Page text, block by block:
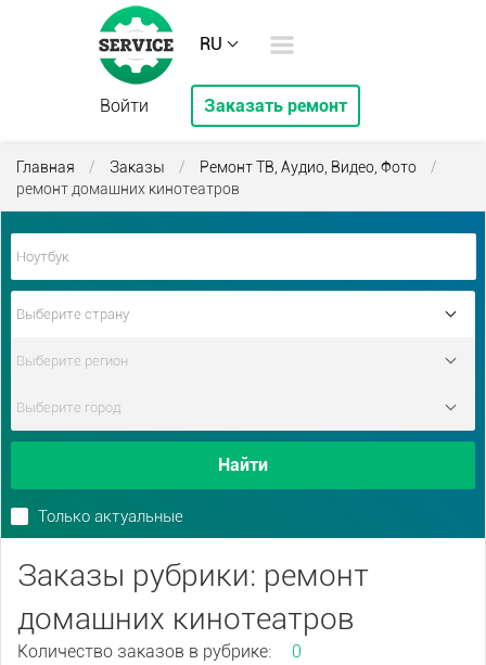
RU
Войти Заказать ремонт
Главная / Заказы / Ремонт ТВ, Аудио, Видео, Фото
/
ремонт домашних кинотеатров
Найти
Только актуальные
Заказы рубрики: ремонт
домашних кинотеатров
Количество заказов в рубрике: 0